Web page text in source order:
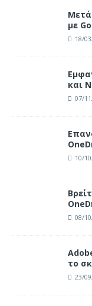
με
18/
και
07/
10/
08/
το
23/